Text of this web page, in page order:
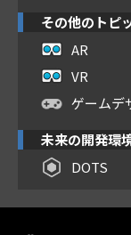
その他のトピ
AR
VR
ゲームデ
未来の開発環
DOTS